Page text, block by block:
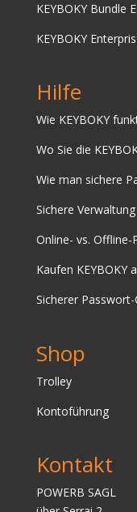
KEYBOKY Bundle
KEYBOKY
Hilfe
Wie KEYBOKY
Wo Sie die
Wie man sichere
Sichere
Online- vs. Offline-
Kaufen KEYBOKY
Sicherer
Shop
Trolley
Kontoführung
Kontakt
POWERB SAGL